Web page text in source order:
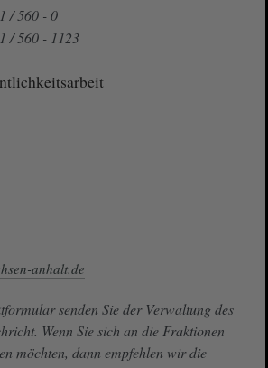
/ 560 - 0
/ 560 - 1123
anhalt.de
senden Sie der Verwaltung des
Wenn Sie sich an die Fraktionen
möchten, dann empfehlen wir die